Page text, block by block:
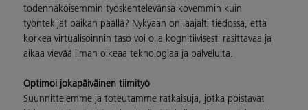
todennäköisemmin työskentelevänsä kovemmin kuin
työntekijät paikan päällä? Nykyään on laajalti tiedossa, että
korkea virtualisoinnin taso voi olla kognitiivisesti rasittavaa ja
aikaa vievää ilman oikeaa teknologiaa ja palveluita.
Optimoi jokapäiväinen tiimityö
Suunnittelemme ja toteutamme ratkaisuja, jotka poistavat